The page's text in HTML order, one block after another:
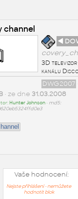
channel
◄
3D televizor
kanálu
DWG2007
• ze dne 31.03.2008
Hunter Johnson• md5:
Vaše hodnocení:
Nejste přihlášeni - nemůžete
hodnotit blok